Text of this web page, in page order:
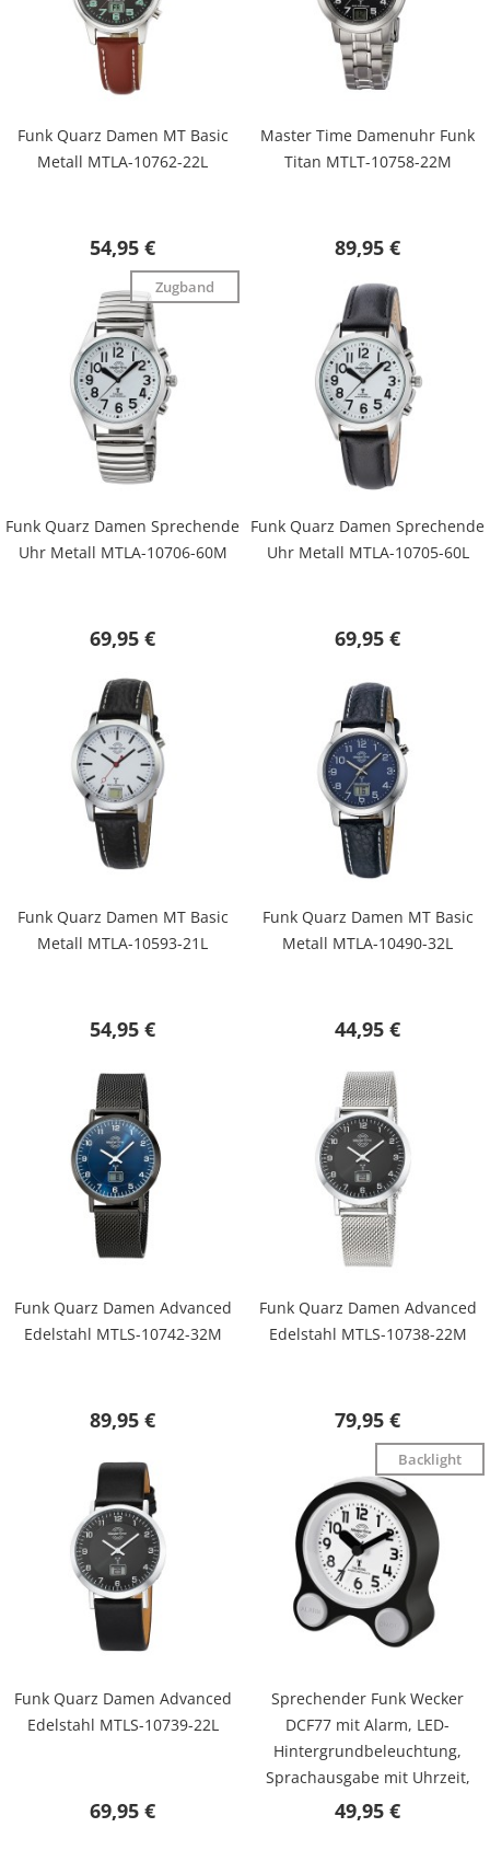
Funk Quarz Damen MT Basic
Metall MTLA-10762-22L
54,95 €
Master Time Damenuhr Funk
Titan MTLT-10758-22M
89,95 €
Zugband
Funk Quarz Damen Sprechende
Uhr Metall MTLA-10706-60M
69,95 €
Funk Quarz Damen Sprechende
Uhr Metall MTLA-10705-60L
69,95 €
Funk Quarz Damen MT Basic
Metall MTLA-10593-21L
54,95 €
Funk Quarz Damen MT Basic
Metall MTLA-10490-32L
44,95 €
Funk Quarz Damen Advanced
Edelstahl MTLS-10742-32M
89,95 €
Funk Quarz Damen Advanced
Edelstahl MTLS-10738-22M
79,95 €
Funk Quarz Damen Advanced
Edelstahl MTLS-10739-22L
69,95 €
Backlight
Sprechender Funk Wecker
DCF77 mit Alarm, LED-
Hintergrundbeleuchtung,
Sprachausgabe mit Uhrzeit,
Datum, inkl. Batterien MTC-
49,95 €